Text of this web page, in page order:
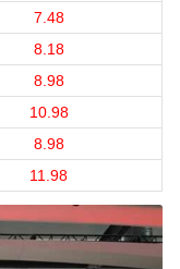
7.48
8.18
8.98
10.98
8.98
11.98